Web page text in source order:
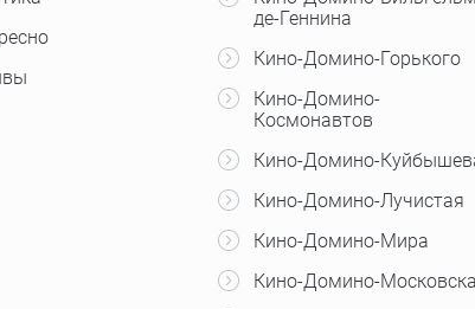
де-Геннина
Кино-Домино-Горького
Кино-Домино-
Космонавтов
Кино-Домино-
Кино-Домино-Лучистая
Кино-Домино-Мира
Кино-Домино-